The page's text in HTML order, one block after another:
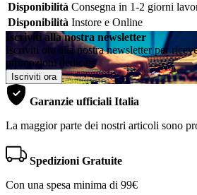
Disponibilità Consegna in 1-2 giorni
Disponibilità Instore e Online
Iscriviti alla nostra newsletter
Iscriviti ora alla nostra newsletter per
promozioni dedicate
Iscriviti ora
Garanzie ufficiali Italia
La maggior parte dei nostri articoli sono
Spedizioni Gratuite
Con una spesa minima di 99€